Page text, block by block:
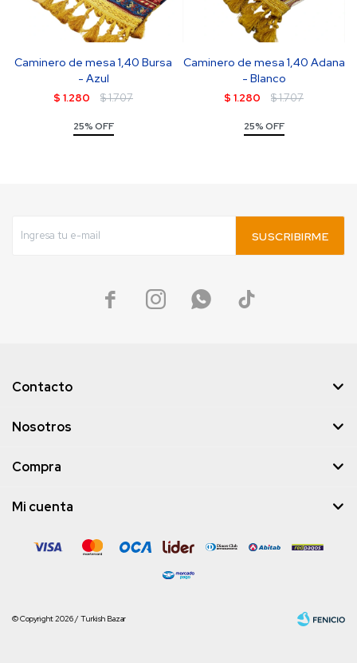
Caminero de mesa 1,40 Bursa
- Azul
$ 1.280 $1.707
25% OFF
Caminero de mesa 1,40 Adana
- Blanco
$ 1.280 $1.707
25% OFF
SUSCRIBIRME
   
Contacto
Nosotros
Compra
Mi cuenta
© Copyright 2026 / Turkish Bazar